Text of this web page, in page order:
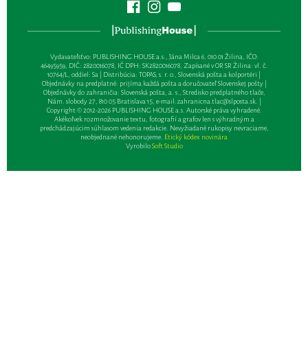
Vydavateľsťvo: PUBLISHING HOUSE a.s., Jána Milca 6, 010 01 Žilina, IČO:
46495959, DIČ: 2820016078, IČ DPH: SK2820016078, Zapísané v OR SR Žilina: vl. č.
10764/L, oddiel: Sa | Distribúcia: TOPAS, s. r. o., Slovenská pošta a kolportéri |
Objednávky na predplatné: prijíma každá pošta a doručovateľ Slovenskej pošty |
Objednávky do zahraničia: Slovenská pošta, a. s., Stredisko predplatného tlače,
Nám. slobody 27, 810 05 Bratislava 15, e-mail:zahranicna.tlac@slposta.sk. |
Copyright © 2012-2026 PUBLISHING HOUSE a.s. Autorské práva vyhradené.
Akékoľvek rozmnožovanie textu, fotografií a grafov len s výhradným a
predchádzajúcim súhlasom vedenia redakcie. Nevyžiadané rukopisy nevraciame,
neobjednané nehonorujeme. Etický kódex novinára
VyrobiloSoft Studio